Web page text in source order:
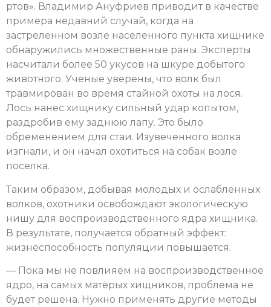
ртов». Владимир Ануфриев приводит в качестве
примера недавний случай, когда на
застреленном возле населенного пункта хищнике
обнаружились множественные раны. Эксперты
насчитали более 50 укусов на шкуре добытого
животного. Ученые уверены, что волк был
травмирован во время стайной охоты на лося.
Лось нанес хищнику сильный удар копытом,
раздробив ему заднюю лапу. Это было
обременением для стаи. Изувеченного волка
изгнали, и он начал охотиться на собак возле
поселка.
Таким образом, добывая молодых и ослабленных
волков, охотники освобождают экологическую
нишу для воспроизводственного ядра хищника.
В результате, получается обратный эффект:
жизнеспособность популяции повышается.
— Пока мы не повлияем на воспроизводственное
ядро, на самых матёрых хищников, проблема не
будет решена. Нужно применять другие методы